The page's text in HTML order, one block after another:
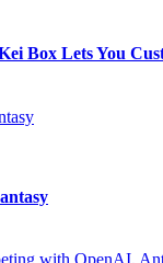
Box Lets You
with OpenAI,